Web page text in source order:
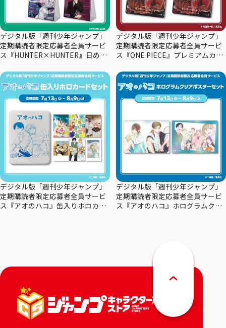
デジタル版「週刊少年ジャンプ」
定期購読者限定応募者全員サービ
ス『HUNTER×HUNTER』日めく
デジタル版「週刊少年ジャンプ」
定期購読者限定応募者全員サービ
ス『ONE PIECE』プレミアムカー
ン
デジタル版「週刊少年ジャンプ」
定期購読者限定応募者全員サービ
ス『アオのハコ』缶入りホロカー
デジタル版「週刊少年ジャンプ」
定期購読者限定応募者全員サービ
ス『アオのハコ』ホログラムクリ